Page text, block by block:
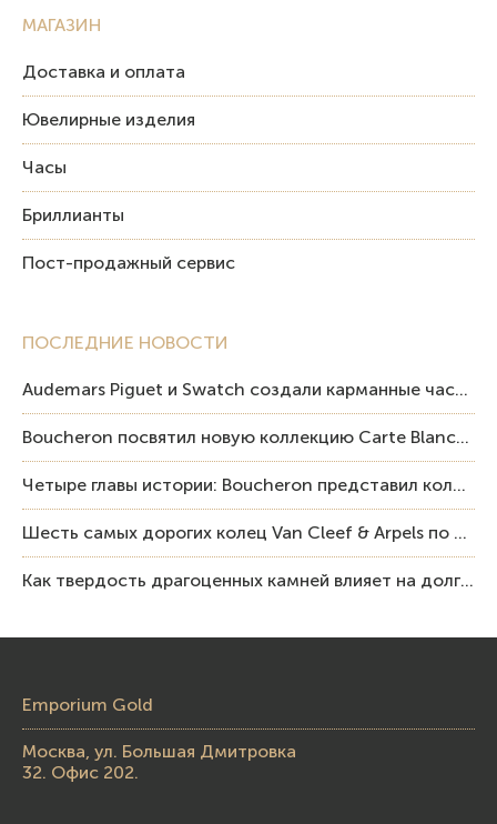
ПОСЛЕДНИЕ НОВОСТИ
Audemars Piguet и Swatch создали карманные часы в эстетике Royal Oak и Pop Art
Boucheron посвятил новую коллекцию Carte Blanche Human Being человеку и силе мастерства
Четыре главы истории: Boucheron представил коллекцию «Nom: Boucheron, Prénom: Frédéric»
Шесть самых дорогих колец Van Cleef & Arpels по итогам аукционов Sotheby’s
Как твердость драгоценных камней влияет на долговечность ювелирных изделий
МАГАЗИН
Доставка и оплата
Ювелирные изделия
Часы
Бриллианты
Пост-продажный сервис
Emporium Gold
Москва, ул. Большая Дмитровка
32. Офис 202.